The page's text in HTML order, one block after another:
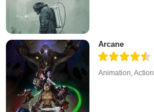
Arcane
Animation,Action